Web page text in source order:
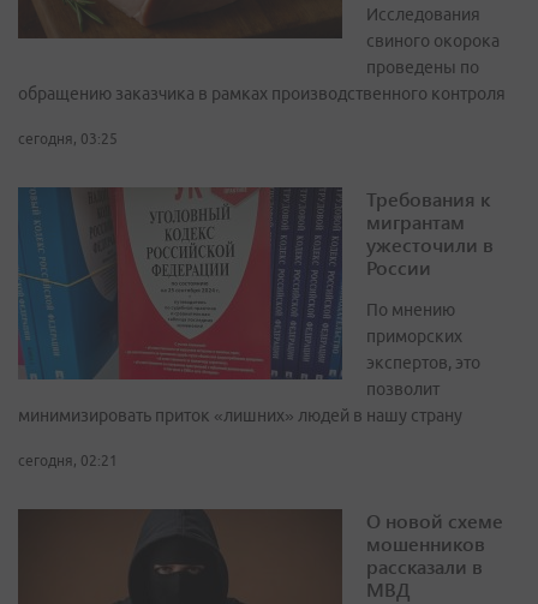
Исследования
свиного окорока
проведены по
обращению заказчика в рамках производственного контроля
сегодня, 03:25
Требования к
мигрантам
ужесточили в
России
По мнению
приморских
экспертов, это
позволит
минимизировать приток «лишних» людей в нашу страну
сегодня, 02:21
О новой схеме
мошенников
рассказали в
МВД